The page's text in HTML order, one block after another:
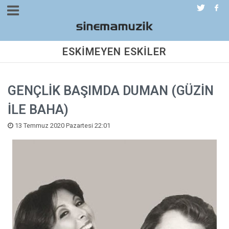
ESKİMEYEN ESKİLER
GENÇLİK BAŞIMDA DUMAN (GÜZİN
İLE BAHA)
13 Temmuz 2020 Pazartesi 22:01